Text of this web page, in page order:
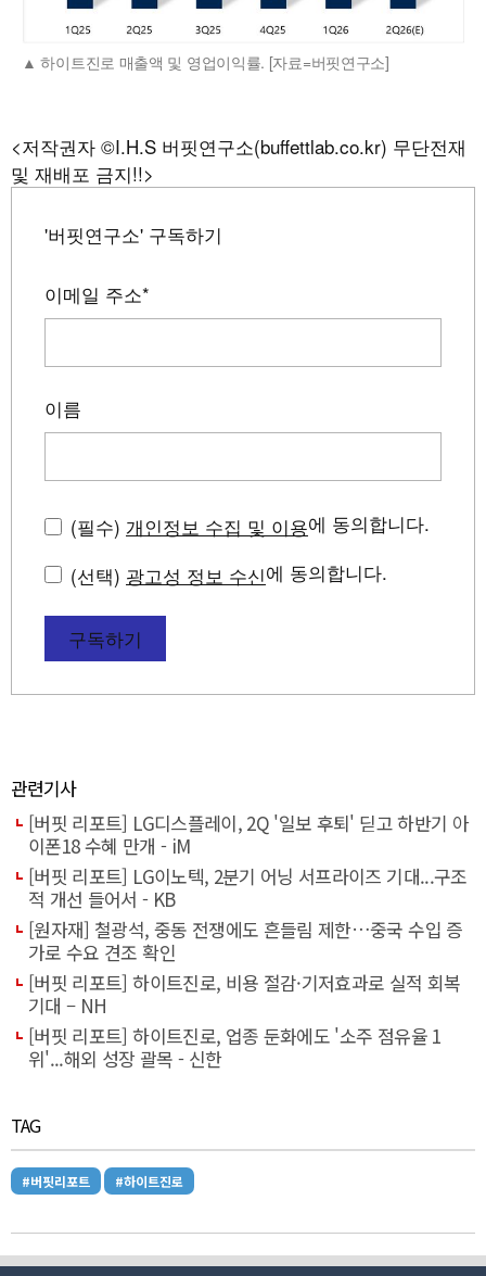
하이트진로 매출액 및 영업이익률. [자료=버핏연구소]
<저작권자 ©I.H.S 버핏연구소(buffettlab.co.kr) 무단전재
및 재배포 금지!!>
'버핏연구소' 구독하기
이메일 주소*
이름
(필수) 개인정보 수집 및 이용에 동의합니다.
(선택) 광고성 정보 수신에 동의합니다.
구독하기
관련기사
[버핏 리포트] LG디스플레이, 2Q '일보 후퇴' 딛고 하반기 아
이폰18 수혜 만개 - iM
[버핏 리포트] LG이노텍, 2분기 어닝 서프라이즈 기대...구조
적 개선 들어서 - KB
[원자재] 철광석, 중동 전쟁에도 흔들림 제한…중국 수입 증
가로 수요 견조 확인
[버핏 리포트] 하이트진로, 비용 절감·기저효과로 실적 회복
기대 – NH
[버핏 리포트] 하이트진로, 업종 둔화에도 '소주 점유율 1
위'...해외 성장 괄목 - 신한
TAG
#버핏리포트 #하이트진로